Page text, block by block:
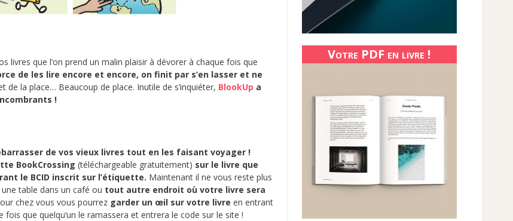
que l’on prend un malin plaisir à dévorer à chaque fois que
de les lire encore et encore, on finit par s’en lasser et ne
de la place… Beaucoup de place. Inutile de s’inquiéter, BlookUp a
!
de vos vieux livres tout en les faisant voyager !
BookCrossing (téléchargeable gratuitement) sur le livre que
le BCID inscrit sur l’étiquette. Maintenant il ne vous reste plus
une table dans un café ou tout autre endroit où votre livre sera
chez vous vous pourrez garder un œil sur votre livre en entrant
fois que quelqu’un le ramassera et entrera le code sur le site !
Votre PDF en livre !